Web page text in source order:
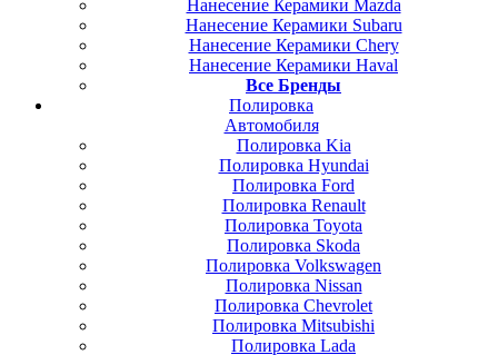
Нанесение Керамики Mazda
Нанесение Керамики Subaru
Нанесение Керамики Chery
Нанесение Керамики Haval
Все Бренды
Полировка
Автомобиля
Полировка Kia
Полировка Hyundai
Полировка Ford
Полировка Renault
Полировка Toyota
Полировка Skoda
Полировка Volkswagen
Полировка Nissan
Полировка Chevrolet
Полировка Mitsubishi
Полировка Lada